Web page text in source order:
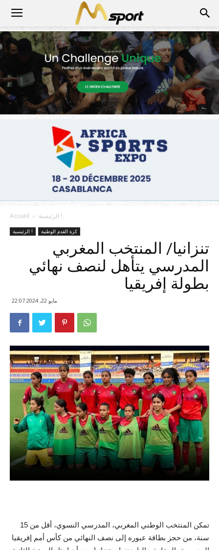
Accueil الرئيسية !
الرئيسية ! كرة القدم الوطنية
تنزانيا/ المنتخب المغربي
المدرسي يتأهل لنصف نهائي
بطولة إفريقيا
مايو 22, 2024 22:07
تمكن المنتخب الوطني المغربي، المدرسي النسوي، أقل من 15
سنة، من حجز بطاقة عبوره إلى نصف النهائي من كأس أمم إفريقيا